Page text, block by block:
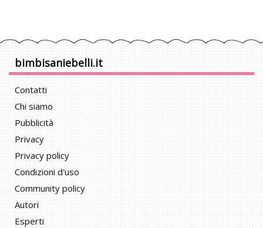
bimbisaniebelli.it
Contatti
Chi siamo
Pubblicità
Privacy
Privacy policy
Condizioni d'uso
Community policy
Autori
Esperti